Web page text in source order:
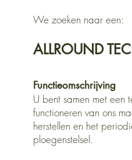
We zoeken naar een:
ALLROUND
Functieomschrijving
U bent samen met een
functioneren van ons
herstellen en het
ploegenstelsel.